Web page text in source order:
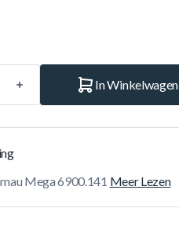
In Winkelwagen
Mega 6900.141 Meer Lezen